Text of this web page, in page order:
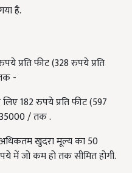
है.
प्रति फीट (328 रुपये प्रति
-
182 रुपये प्रति फीट (597
/ तक .
खुदरा मूल्य का 50
में जो कम हो तक सीमित होगी.